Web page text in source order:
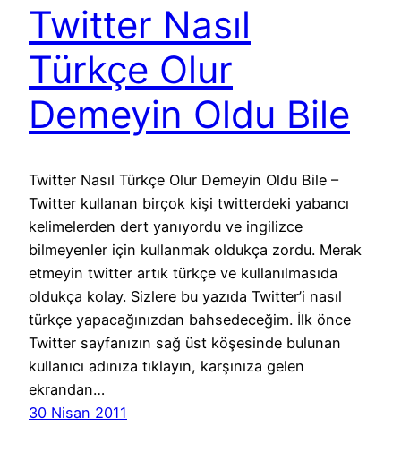
Twitter Nasıl
Türkçe Olur
Demeyin Oldu Bile
Twitter Nasıl Türkçe Olur Demeyin Oldu Bile –
Twitter kullanan birçok kişi twitterdeki yabancı
kelimelerden dert yanıyordu ve ingilizce
bilmeyenler için kullanmak oldukça zordu. Merak
etmeyin twitter artık türkçe ve kullanılmasıda
oldukça kolay. Sizlere bu yazıda Twitter’i nasıl
türkçe yapacağınızdan bahsedeceğim. İlk önce
Twitter sayfanızın sağ üst köşesinde bulunan
kullanıcı adınıza tıklayın, karşınıza gelen
ekrandan…
30 Nisan 2011